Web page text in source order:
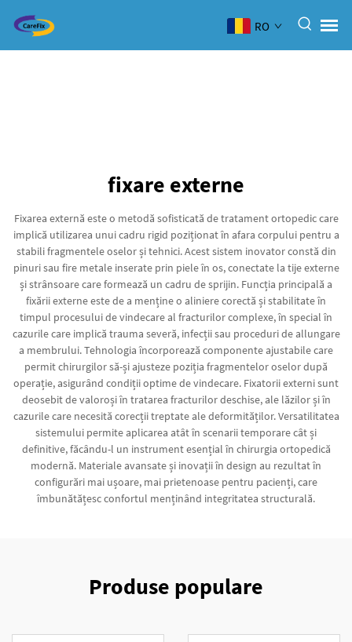
RO
fixare externe
Fixarea externă este o metodă sofisticată de tratament ortopedic care
implică utilizarea unui cadru rigid poziționat în afara corpului pentru a
stabili fragmentele oselor și tehnici. Acest sistem inovator constă din
pinuri sau fire metale inserate prin piele în os, conectate la tije externe
și strânsoare care formează un cadru de sprijin. Funcția principală a
fixării externe este de a menține o aliniere corectă și stabilitate în
timpul procesului de vindecare al fracturilor complexe, în special în
cazurile care implică trauma severă, infecții sau proceduri de allungare
a membrului. Tehnologia încorporează componente ajustabile care
permit chirurgilor să-și ajusteze poziția fragmentelor oselor după
operație, asigurând condiții optime de vindecare. Fixatorii externi sunt
deosebit de valoroși în tratarea fracturilor deschise, ale lăzilor și în
cazurile care necesită corecții treptate ale deformităților. Versatilitatea
sistemului permite aplicarea atât în scenarii temporare cât și
definitive, făcându-l un instrument esențial în chirurgia ortopedică
modernă. Materiale avansate și inovații în design au rezultat în
configurări mai ușoare, mai prietenoase pentru pacienți, care
îmbunătățesc confortul menținând integritatea structurală.
Produse populare